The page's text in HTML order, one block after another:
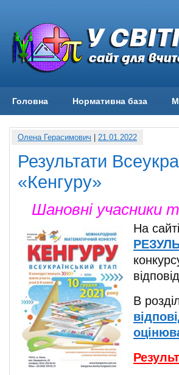
Головна Нормативна база
Олена Герасимович 21.01.2022
Результати
«Кенгуру»
Шановні учасники
На сайті
В